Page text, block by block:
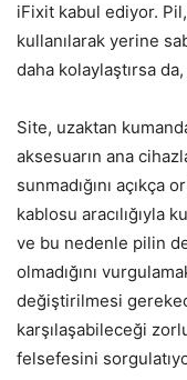
iFixit kabul ediyor. Pil,
kullanılarak yerine
daha kolaylaştırsa
Site, uzaktan
aksesuarın ana
sunmadığını açıkça
kablosu aracılığıyla
ve bu nedenle pilin
olmadığını
değiştirilmesi
karşılaşabileceği
felsefesini